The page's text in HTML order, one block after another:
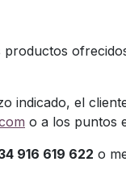
el
o a los puntos
916 619 622 o